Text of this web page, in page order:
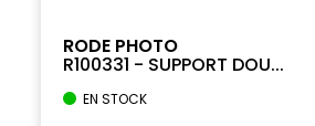
RODE PHOTO
R100331 - SUPPORT DOU...
EN STOCK